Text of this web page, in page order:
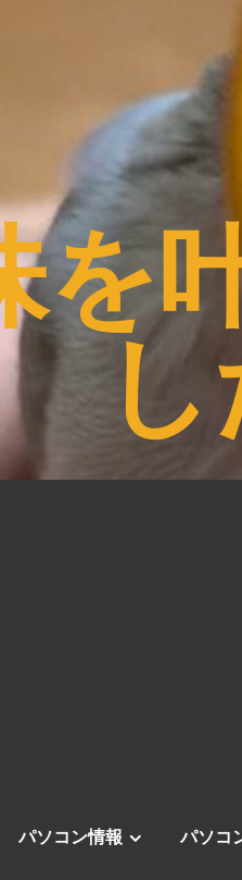
を
パソコン情報 パソコ